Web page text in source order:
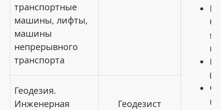
транспортные
машины, лифты,
машины
непрерывного
транспорта
Геодезия.
Инженерная
Геодезист